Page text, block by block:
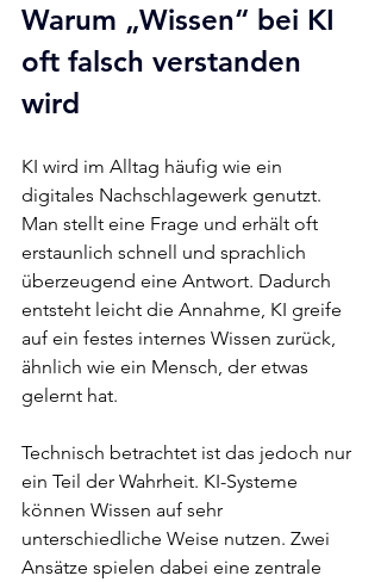
Warum „Wissen“ bei KI
oft falsch verstanden
wird
KI wird im Alltag häufig wie ein
digitales Nachschlagewerk genutzt.
Man stellt eine Frage und erhält oft
erstaunlich schnell und sprachlich
überzeugend eine Antwort. Dadurch
entsteht leicht die Annahme, KI greife
auf ein festes internes Wissen zurück,
ähnlich wie ein Mensch, der etwas
gelernt hat.
Technisch betrachtet ist das jedoch nur
ein Teil der Wahrheit. KI-Systeme
können Wissen auf sehr
unterschiedliche Weise nutzen. Zwei
Ansätze spielen dabei eine zentrale